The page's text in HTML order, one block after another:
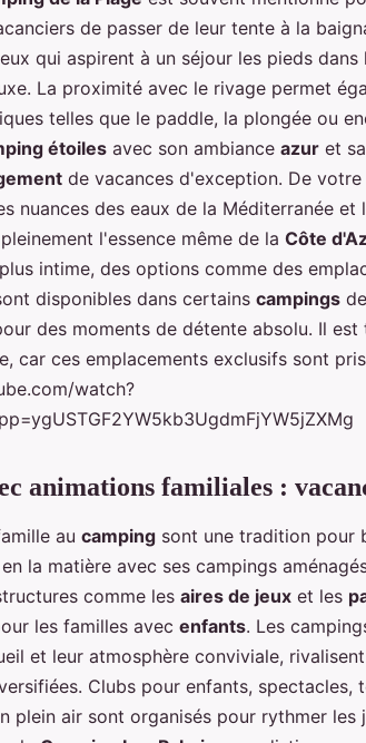
de passer de leur tente à la
qui aspirent à un séjour les pieds
La proximité avec le rivage permet
telles que le paddle, la plongée ou
étoiles avec son ambiance azur et
de vacances d'exception. De votre
nuances des eaux de la Méditerranée et
l'essence même de la Côte
intime, des options comme des
disponibles dans certains campings
des moments de détente absolu. Il
car ces emplacements exclusifs sont
watch?
animations familiales :
au camping sont une tradition pour
la matière avec ses campings
comme les aires de jeux et les
les familles avec enfants. Les
et leur atmosphère conviviale,
Clubs pour enfants,
plein air sont organisés pour rythmer les